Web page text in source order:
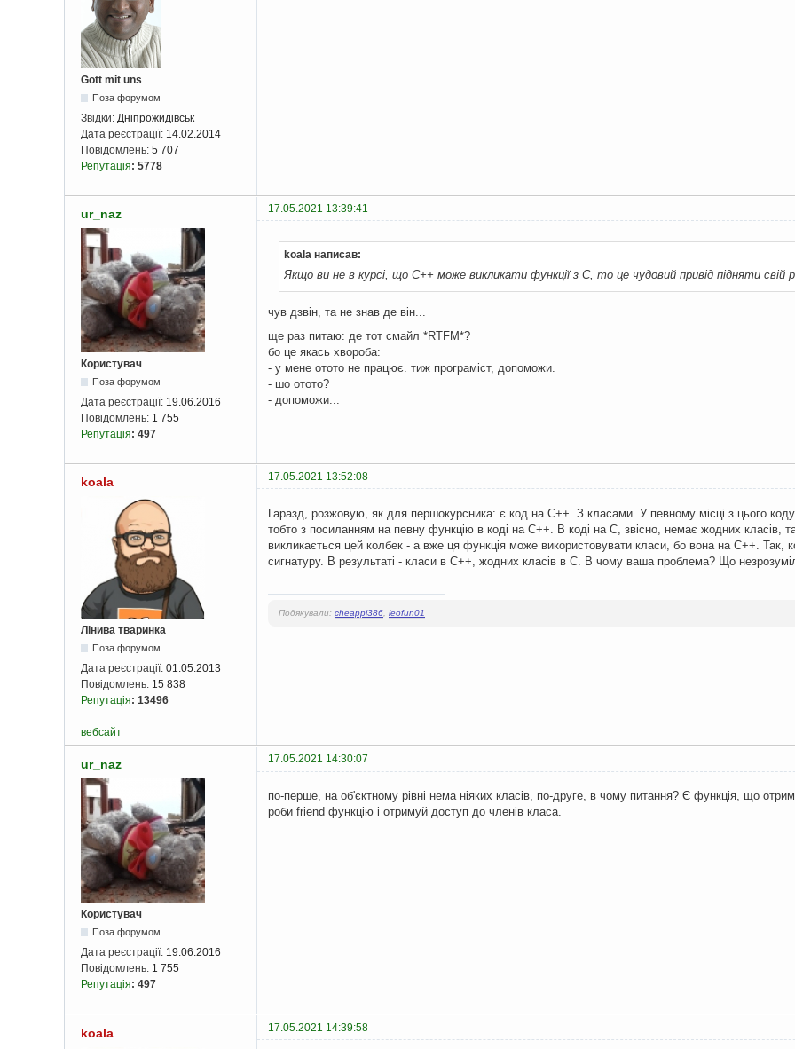
Gott mit uns
Поза форумом
Звідки: Дніпрожидівськ
Дата реєстрації: 14.02.2014
Повідомлень: 5 707
Репутація: 5778
ur_naz 17.05.2021 13:39:41
Користувач
Поза форумом
Дата реєстрації: 19.06.2016
Повідомлень: 1 755
Репутація: 497
koala написав:
Якщо ви не в курсі, що C++ може викликати функції з C, то це чудовий привід підняти свій
чув дзвін, та не знав де він...
ще раз питаю: де тот смайл *RTFM*?
бо це якась хвороба:
- у мене отото не працює. тиж програміст, допоможи.
- шо отото?
- допоможи...
koala 17.05.2021 13:52:08
Лінива тваринка
Поза форумом
Дата реєстрації: 01.05.2013
Повідомлень: 15 838
Репутація: 13496
Гаразд, розжовую, як для першокурсника: є код на C++. З класами. У певному місці з цього
тобто з посиланням на певну функцію в коді на C++. В коді на C, звісно, немає жодних класів,
викликається цей колбек - а вже ця функція може використовувати класи, бо вона на C++. Так,
сигнатуру. В результаті - класи в C++, жодних класів в C. В чому ваша проблема? Що
Подякували: cheappi386 leofun01
вебсайт
ur_naz 17.05.2021 14:30:07
Користувач
Поза форумом
Дата реєстрації: 19.06.2016
Повідомлень: 1 755
Репутація: 497
по-перше, на об'єктному рівні нема ніяких класів, по-друге, в чому питання? Є функція, що
роби friend функцію і отримуй доступ до членів класа.
koala 17.05.2021 14:39:58